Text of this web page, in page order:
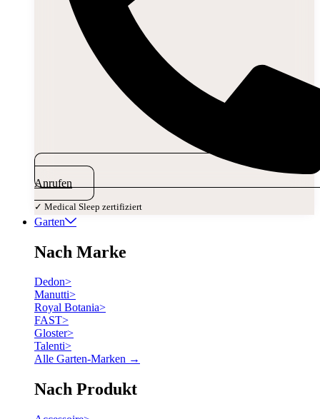
Anrufen
✓ Medical Sleep zertifiziert
Garten
Nach Marke
Dedon>
Manutti>
Royal Botania>
FAST>
Gloster>
Talenti>
Alle Garten-Marken →
Nach Produkt